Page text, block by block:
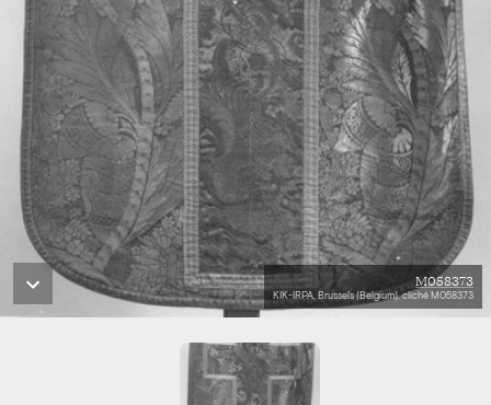
M058373
KIK-IRPA, Brussels (Belgium), cliché M058373